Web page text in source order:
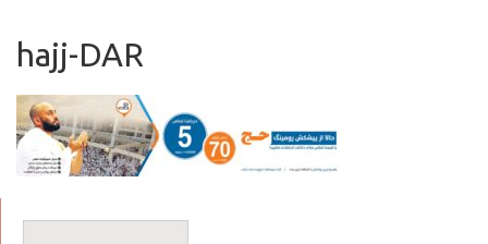
hajj-DAR